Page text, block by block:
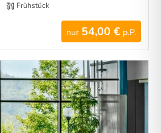
Frühstück
nur 54,00 € p.P.